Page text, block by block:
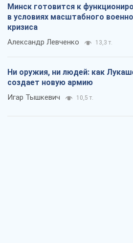
Минск готовится к
в условиях масштабного
кризиса
Александр Левченко 13,3 т.
Ни оружия, ни людей: как
создает новую армию
Игар Тышкевич 10,5 т.